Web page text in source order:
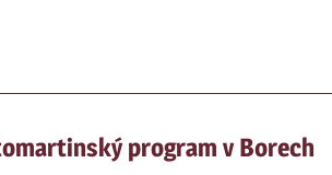
program v Borech